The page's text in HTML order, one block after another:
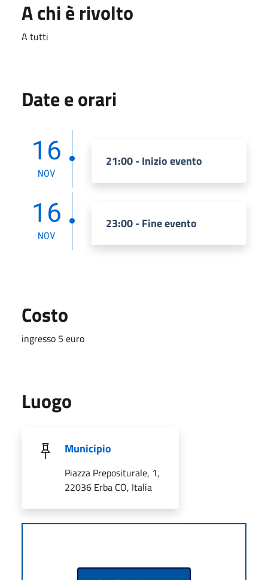
A chi è rivolto
A tutti
Date e orari
16
NOV
21:00 - Inizio evento
16
NOV
23:00 - Fine evento
Costo
ingresso 5 euro
Luogo
Municipio
Piazza Prepositurale, 1,
22036 Erba CO, Italia